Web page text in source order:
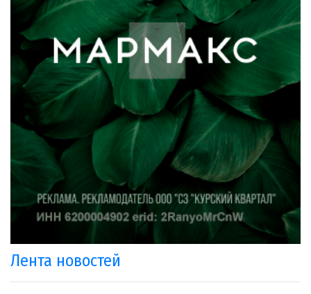
Лента новостей